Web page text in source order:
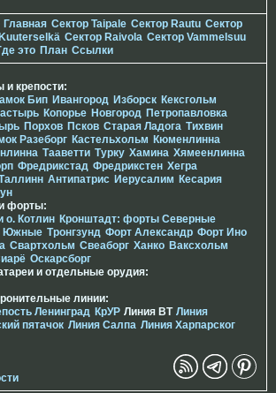
Главная Сектор Taipale Сектор Rautu Сектор
Сектор Raivola Сектор Vammelsuu
это План Ссылки
крепости:
Бип Ивангород Изборск Кексгольм
Копорье Новгород Петропавловка
Порхов Псков Старая Ладога Тихвин
Разеборг Кастельхольм Кюменлинна
Тааветти Турку Хамина Хямеенлинна
Фредрикстад Фредрикстен Хегра
Антипатрис Иерусалим Кесария
форты:
о. Котлин Кронштадт: форты Северные
Южные Тронгзунд Форт Александр Форт Ино
Свартхольм Свеаборг Ханко Ваксхольм
Оскарсборг
и отдельные орудия:
линии:
Ленинград КрУР Линия ВТ Линия
пятачок Линия Салпа Линия Харпарског